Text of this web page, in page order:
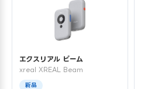
エクスリアル ビーム
xreal XREAL Beam
新品